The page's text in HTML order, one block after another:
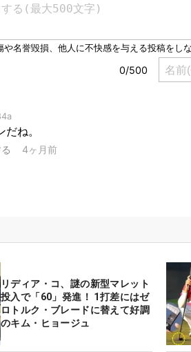
リディア・コ、謎の新型マレット
投入で「60」発進！ 1打差にはゼ
ロトルク・ブレードに替えて好調
のキム・ヒョージュ